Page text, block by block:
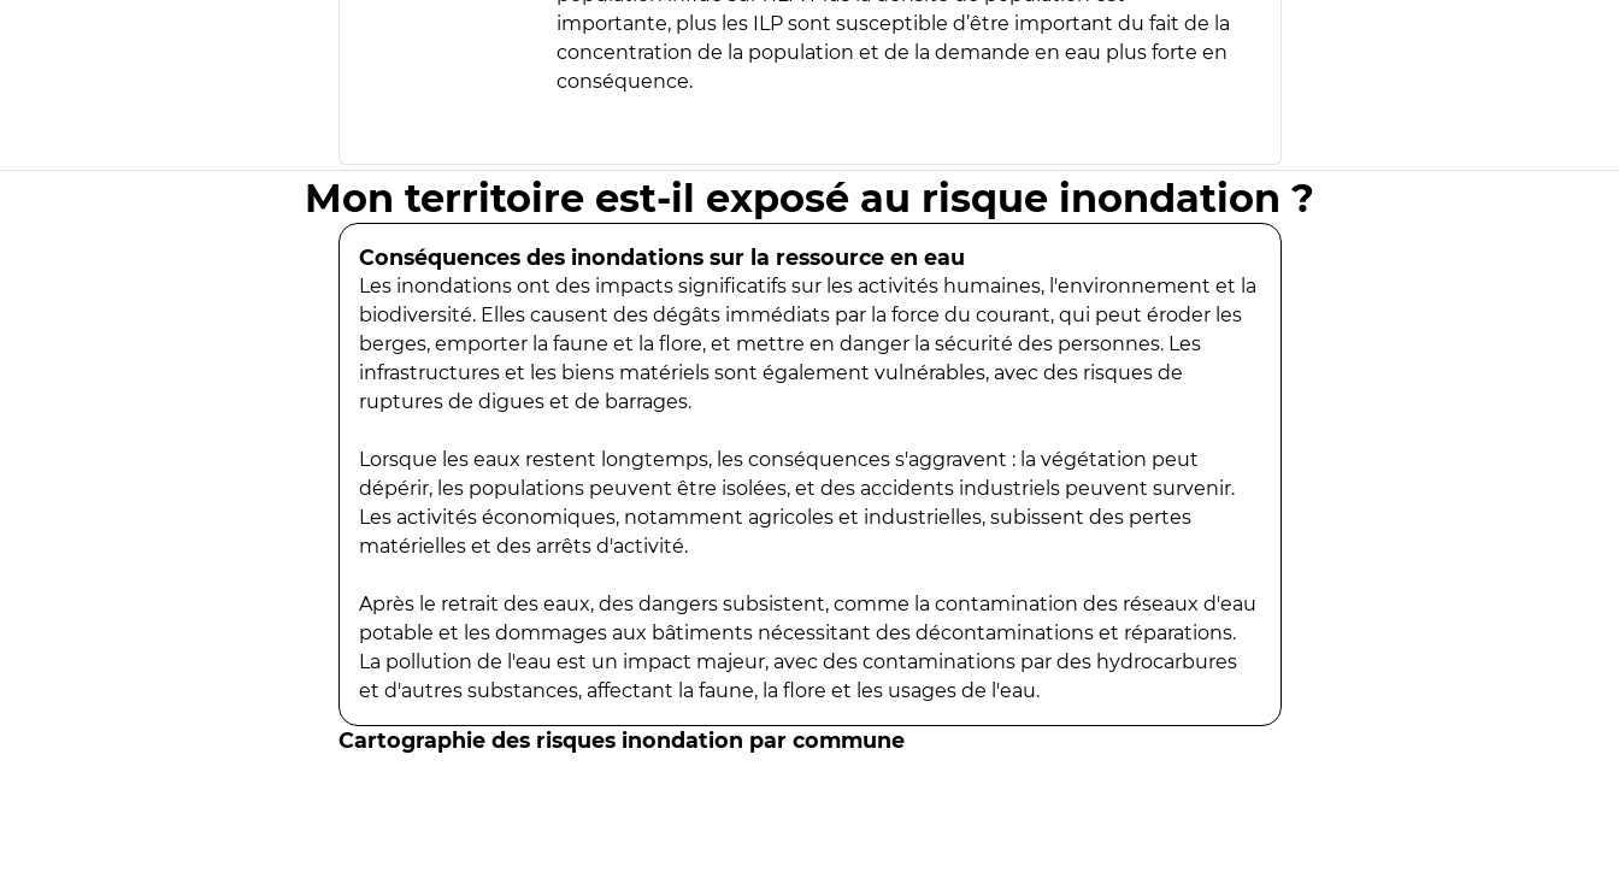
importante, plus les ILP sont susceptible d’être important du fait de la
concentration de la population et de la demande en eau plus forte en
conséquence.
Mon territoire est-il exposé au risque inondation ?
Conséquences des inondations sur la ressource en eau
Les inondations ont des impacts significatifs sur les activités humaines, l'environnement et la
biodiversité. Elles causent des dégâts immédiats par la force du courant, qui peut éroder les
berges, emporter la faune et la flore, et mettre en danger la sécurité des personnes. Les
infrastructures et les biens matériels sont également vulnérables, avec des risques de
ruptures de digues et de barrages.
Lorsque les eaux restent longtemps, les conséquences s'aggravent : la végétation peut
dépérir, les populations peuvent être isolées, et des accidents industriels peuvent survenir.
Les activités économiques, notamment agricoles et industrielles, subissent des pertes
matérielles et des arrêts d'activité.
Après le retrait des eaux, des dangers subsistent, comme la contamination des réseaux d'eau
potable et les dommages aux bâtiments nécessitant des décontaminations et réparations.
La pollution de l'eau est un impact majeur, avec des contaminations par des hydrocarbures
et d'autres substances, affectant la faune, la flore et les usages de l'eau.
Cartographie des risques inondation par commune